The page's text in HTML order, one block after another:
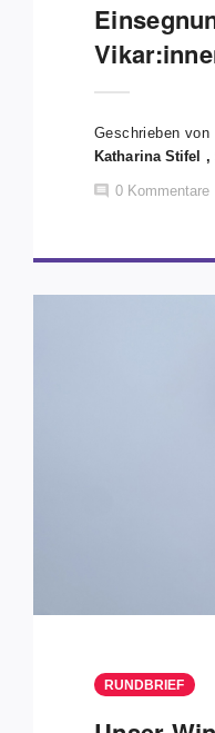
Geschrieben von
Katharina Stifel ,
0 Kommentare
RUNDBRIEF